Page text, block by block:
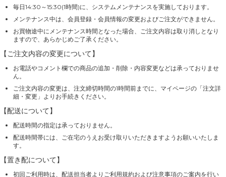
毎日14:30～15:30(1時間)に、システムメンテナンスを実施しております。
メンテナンス中は、会員登録・会員情報の変更およびご注文ができません。
お買物途中にメンテナンス時間となった場合、ご注文内容は取り消しとなり
ますので、あらかじめご了承ください。
【ご注文内容の変更について】
お電話やコメント欄での商品の追加・削除・内容変更などは承っておりませ
ん。
ご注文内容の変更は、注文締切時間の1時間前までに、マイページの「注文詳
細・変更」よりお手続きください。
【配送について】
配送時間の指定は承っておりません。
配送時間帯には、ご在宅のうえお受け取りいただきますようお願いいたしま
す。
【置き配について】
初回ご利用時は、配送担当者よりご利用規約および注意事項のご案内を行い